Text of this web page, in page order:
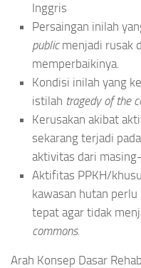
Inggris
Persaingan inilah
publicmenjadi rusak
memperbaikinya.
Kondisi inilah yang
istilah tragedy of the
Kerusakan akibat
sekarang terjadi
aktivitas dari
Aktifitas PPKH/
kawasan hutan
tepat agar tidak
commons.
Arah Konsep Dasar